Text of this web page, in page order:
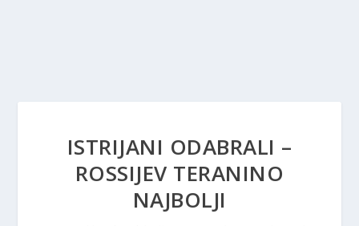
ISTRIJANI ODABRALI –
ROSSIJEV TERANINO
NAJBOLJI